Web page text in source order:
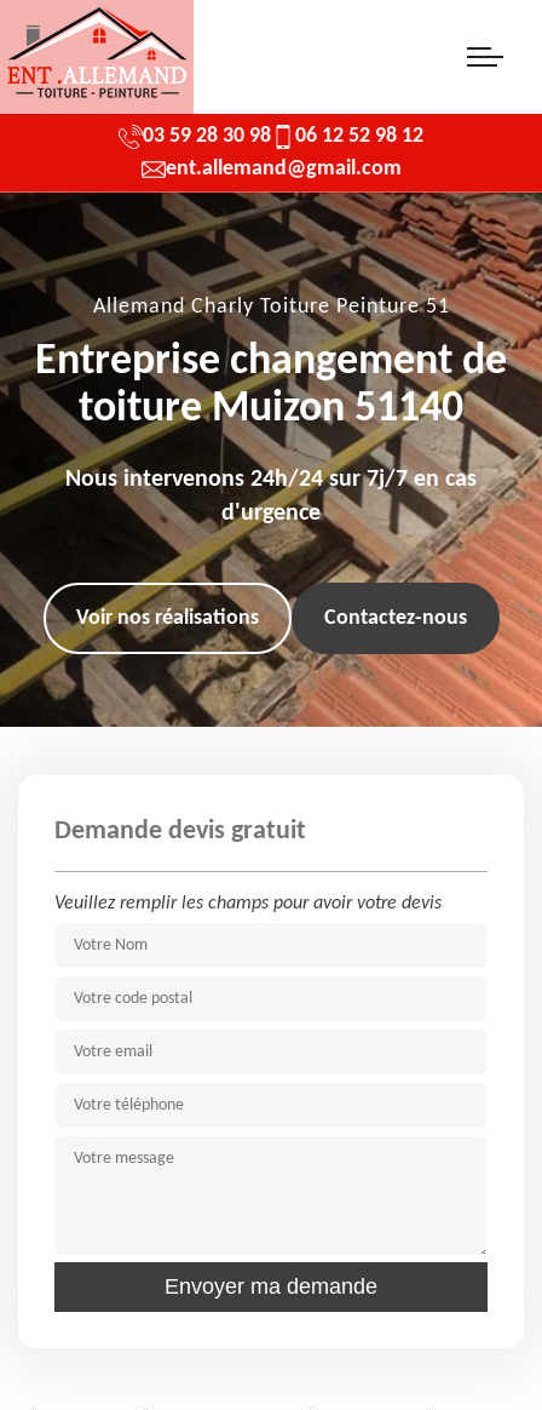
03 59 28 30 98
06 12 52 98 12
ent.allemand@gmail.com
Allemand Charly Toiture Peinture 51
Entreprise changement de
toiture Muizon 51140
Nous intervenons 24h/24 sur 7j/7 en cas
d'urgence
Voir nos réalisations Contactez-nous
Demande devis gratuit
Veuillez remplir les champs pour avoir votre devis